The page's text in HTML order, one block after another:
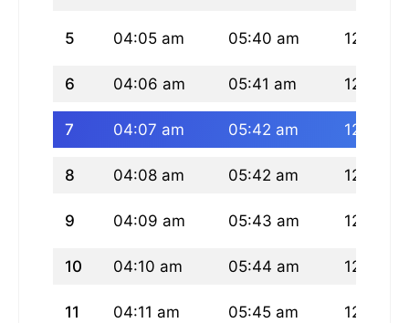
5 04:05 am 05:40 am 12:33
6 04:06 am 05:41 am 12:33
7 04:07 am 05:42 am 12:32
8 04:08 am 05:42 am 12:32
9 04:09 am 05:43 am 12:32
10 04:10 am 05:44 am 12:32
11 04:11 am 05:45 am 12:32